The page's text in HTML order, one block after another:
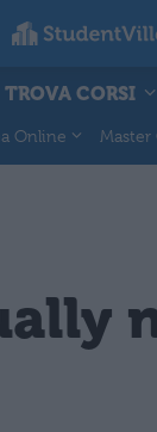
TROVA CORSI
Online Master